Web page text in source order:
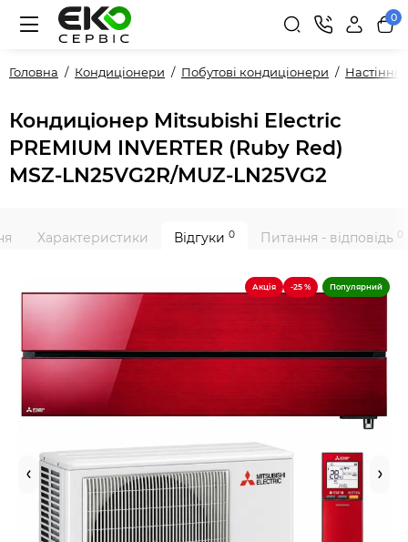
0
Головна Кондиціонери Побутові кондиціонери Настінні
Кондиціонер Mitsubishi Electric
PREMIUM INVERTER (Ruby Red)
MSZ-LN25VG2R/MUZ-LN25VG2
Характеристики Відгуки 0 Питання - відповідь 0
Акція -25 % Популярний